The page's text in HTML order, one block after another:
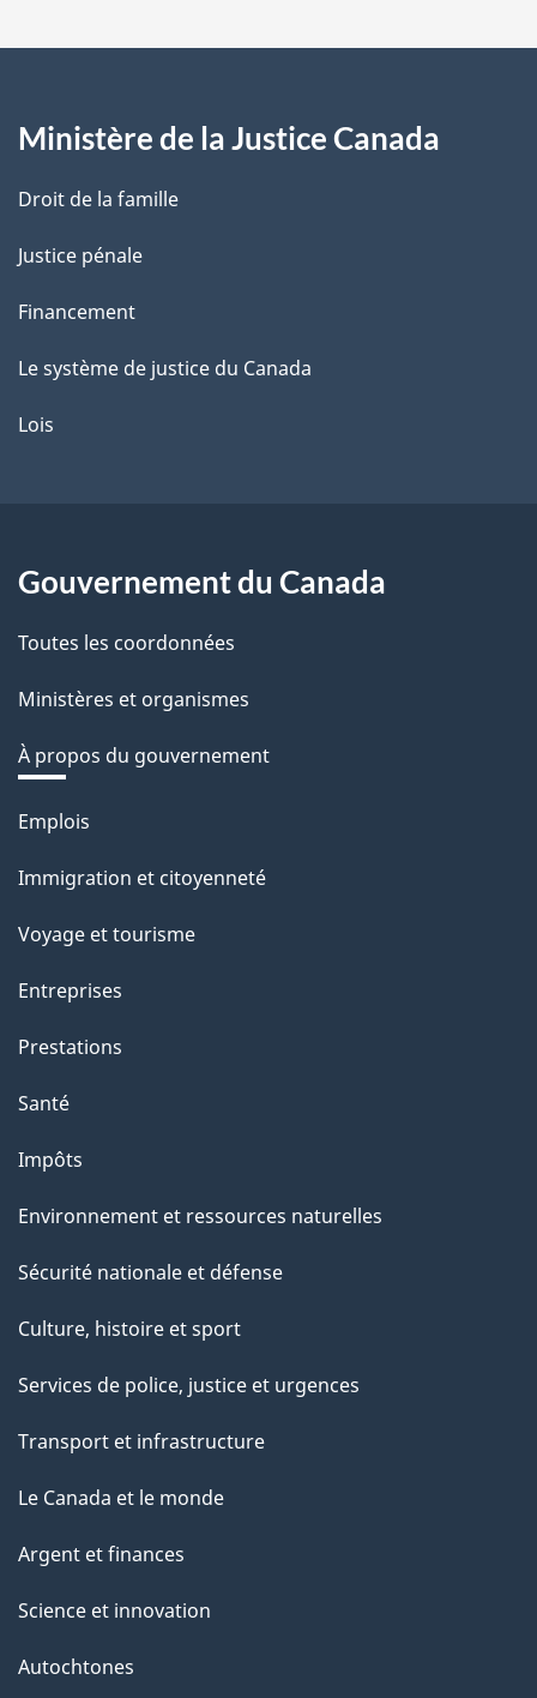
a
e
Ministère de la Justice Canada
Droit de la famille
Justice pénale
Financement
Le système de justice du Canada
Lois
Gouvernement du Canada
Toutes les coordonnées
Ministères et organismes
À propos du gouvernement
Thèmes
sujets
Emplois
Immigration et citoyenneté
Voyage et tourisme
Entreprises
Prestations
Santé
Impôts
Environnement et ressources naturelles
Sécurité nationale et défense
Culture, histoire et sport
Services de police, justice et urgences
Transport et infrastructure
Le Canada et le monde
Argent et finances
Science et innovation
Autochtones